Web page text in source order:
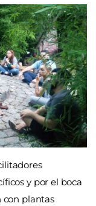
y por el boca
con plantas